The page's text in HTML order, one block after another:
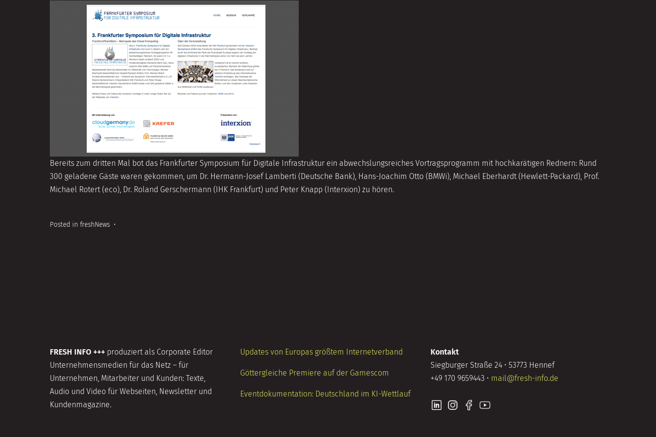
Bereits zum dritten Mal bot das Frankfurter Symposium für Digitale Infrastruktur ein abwechslungsreiches Vortragsprogramm mit hochkarätigen Rednern: Rund
300 geladene Gäste waren gekommen, um Dr. Hermann-Josef Lamberti (Deutsche Bank), Hans-Joachim Otto (BMWi), Michael Eberhardt (Hewlett-Packard), Prof.
Michael Rotert (eco), Dr. Roland Gerschermann (IHK Frankfurt) und Peter Knapp (Interxion) zu hören.
Posted in freshNews •
FRESH INFO +++ produziert als Corporate Editor
Unternehmensmedien für das Netz – für
Unternehmen, Mitarbeiter und Kunden: Texte,
Audio und Video für Webseiten, Newsletter und
Kundenmagazine.
Updates von Europas größtem Internetverband
Göttergleiche Premiere auf der Gamescom
Eventdokumentation: Deutschland im KI-Wettlauf
Kontakt
Siegburger Straße 24 • 53773 Hennef
+49 170 9659443 • mail@fresh-info.de